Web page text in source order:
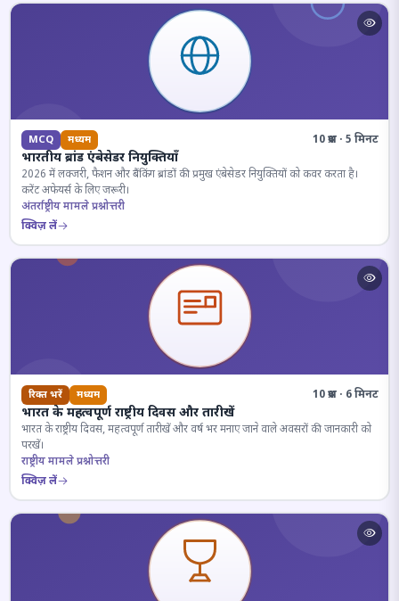
MCQ मध्यम 10 प्रश्न · 5 मिनट
भारतीय ब्रांड एंबेसेडर नियुक्तियाँ
2026 में लक्जरी, फैशन और बैंकिंग ब्रांडों की प्रमुख एंबेसेडर नियुक्तियों को कवर करता है।
करेंट अफेयर्स के लिए जरूरी।
अंतर्राष्ट्रीय मामले प्रश्नोत्तरी
क्विज़ लें
रिक्त भरें मध्यम 10 प्रश्न · 6 मिनट
भारत के महत्वपूर्ण राष्ट्रीय दिवस और तारीखें
भारत के राष्ट्रीय दिवस, महत्वपूर्ण तारीखें और वर्ष भर मनाए जाने वाले अवसरों की जानकारी को
परखें।
राष्ट्रीय मामले प्रश्नोत्तरी
क्विज़ लें